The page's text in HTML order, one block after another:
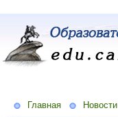
Главная Новости